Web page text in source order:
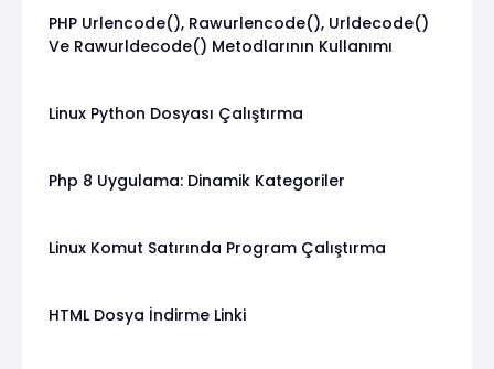
PHP Urlencode(), Rawurlencode(), Urldecode()
Ve Rawurldecode() Metodlarının Kullanımı
Linux Python Dosyası Çalıştırma
Php 8 Uygulama: Dinamik Kategoriler
Linux Komut Satırında Program Çalıştırma
HTML Dosya İndirme Linki